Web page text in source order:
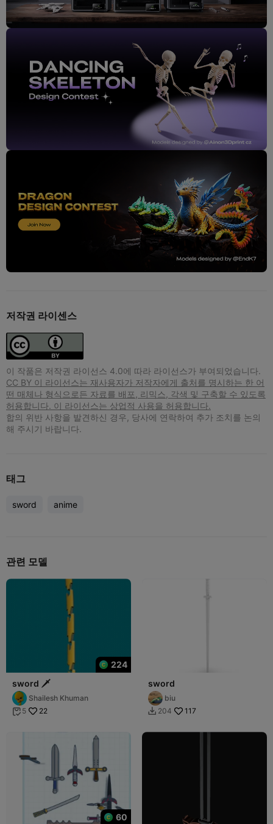
저작권 라이센스
이 작품은 저작권 라이선스 4.0에 따라 라이선스가 부여되었습니다.
CC BY 이 라이선스는 재사용자가 저작자에게 출처를 명시하는 한 어
떤 매체나 형식으로든 자료를 배포, 리믹스, 각색 및 구축할 수 있도록
허용합니다. 이 라이선스는 상업적 사용을 허용합니다.
합의 위반 사항을 발견하신 경우, 당사에 연락하여 추가 조치를 논의
해 주시기 바랍니다.
태그
sword anime
관련 모델
224
sword 🗡️
Shailesh Khuman
 5 22
sword
biu
 204 117
60